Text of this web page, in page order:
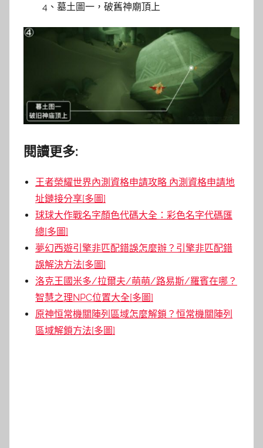
4、墓土圖一，破舊神廟頂上
閱讀更多:
王者榮耀世界內測資格申請攻略 內測資格申請地
址鏈接分享[多圖]
球球大作戰名字顏色代碼大全：彩色名字代碼匯
總[多圖]
夢幻西遊引擎非匹配錯誤怎麼辦？引擎非匹配錯
誤解決方法[多圖]
洛克王國米多/拉爾夫/萌萌/路易斯/羅賓在哪？
智慧之理NPC位置大全[多圖]
原神恒常機關陣列區域怎麼解鎖？恒常機關陣列
區域解鎖方法[多圖]